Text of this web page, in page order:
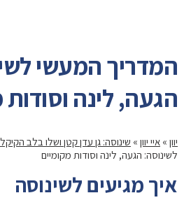
המדריך המעשי
הגעה, לינה וסודות
יוון » איי יוון » שינוסה: גן עדן קטן ושלו בלב
לשינוסה: הגעה, לינה וסודות מקומיים
איך מגיעים לשינוסה